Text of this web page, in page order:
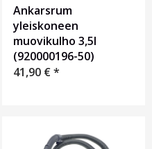
Ankarsrum
yleiskoneen
muovikulho 3,5l
(920000196-50)
41,90 €*